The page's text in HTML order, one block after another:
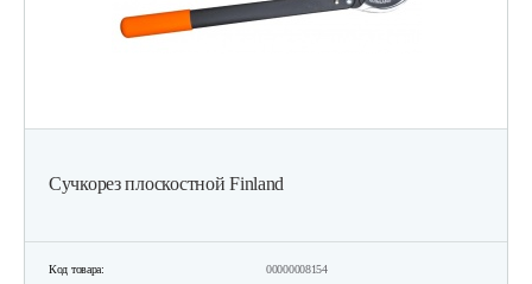
Сучкорез плоскостной Finland
Код товара: 00000008154